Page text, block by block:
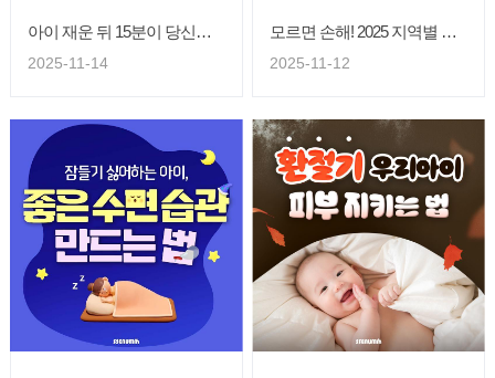
아이 재운 뒤 15분이 당신의 하루를 바꾼다!
2025-11-14
모르면 손해! 2025 지역별 반려동물 지원 사업
2025-11-12